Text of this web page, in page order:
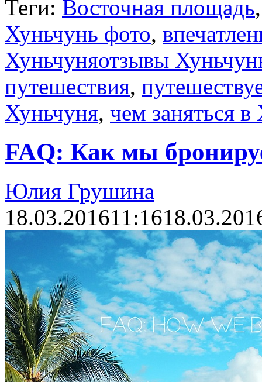
Теги: Восточная площадь
Хуньчунь фото,
Хуньчуняотзывы
путешествия,
Хуньчуня, чем заняться в
FAQ: Как мы
Юлия Грушина
18.03.201611:16